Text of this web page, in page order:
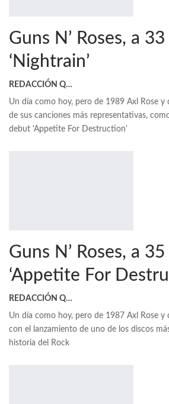
Guns N’ Roses, a
‘Nightrain’
REDACCIÓN QRP
Un día como hoy, pero de 1989 Axl Rose y
de sus canciones más representativas,
debut 'Appetite For Destruction'
Guns N’ Roses, a
‘Appetite For
REDACCIÓN QRP
Un día como hoy, pero de 1987 Axl Rose y
con el lanzamiento de uno de los discos
historia del Rock